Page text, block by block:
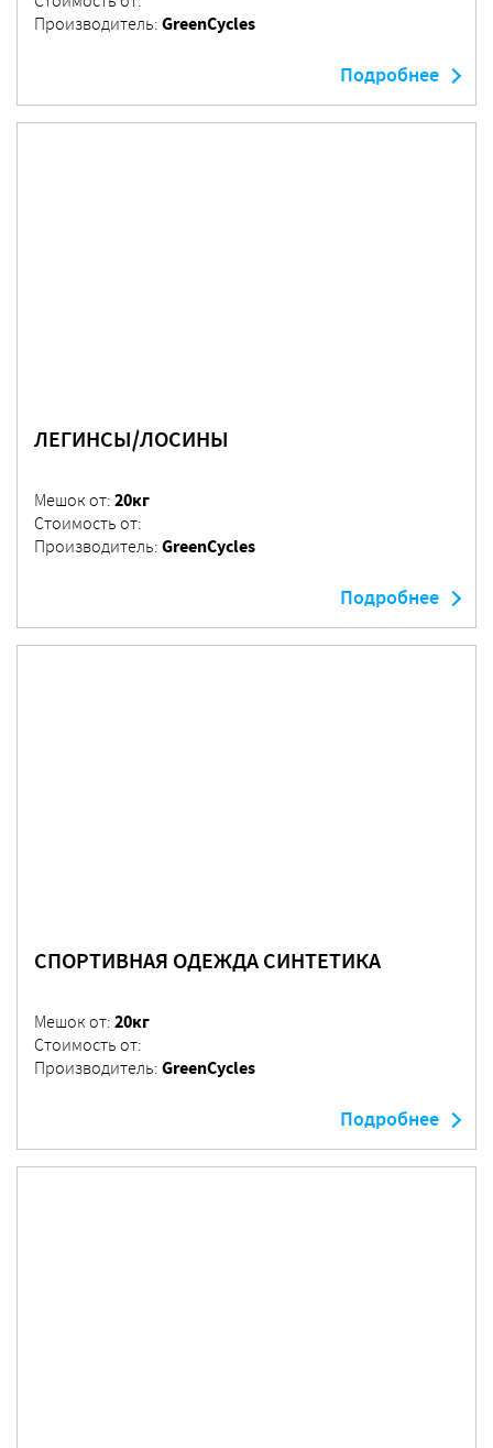
Производитель: GreenCycles
Подробнее
ЛЕГИНСЫ/ЛОСИНЫ
Мешок от: 20кг
Стоимость от:
Производитель: GreenCycles
Подробнее
СПОРТИВНАЯ ОДЕЖДА СИНТЕТИКА
Мешок от: 20кг
Стоимость от:
Производитель: GreenCycles
Подробнее